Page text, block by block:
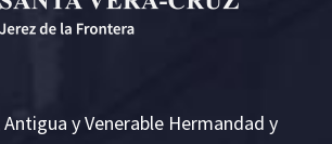
y Venerable Hermandad y